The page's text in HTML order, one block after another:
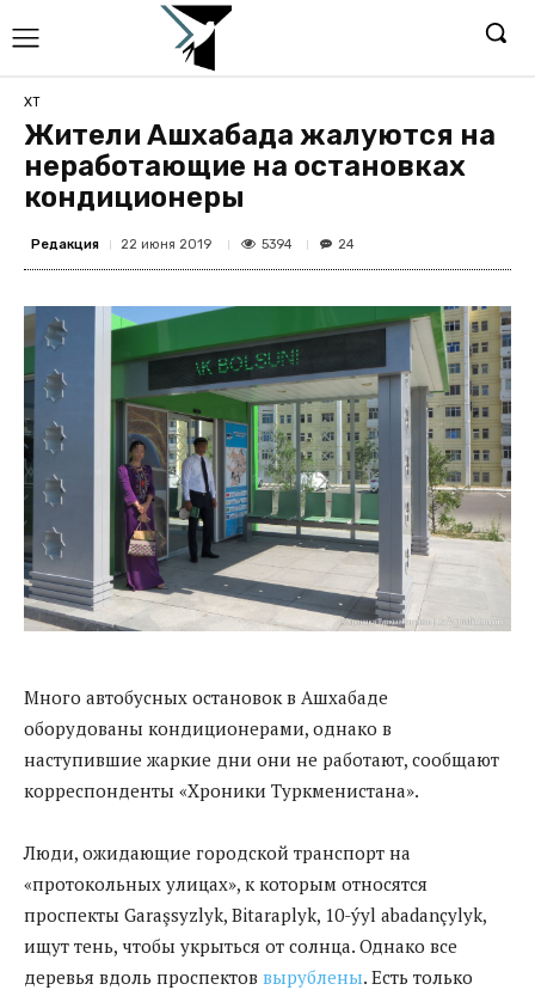
ХТ
Жители Ашхабада жалуются на
неработающие на остановках
кондиционеры
Редакция 22 июня 2019 5394 24
Много автобусных остановок в Ашхабаде
оборудованы кондиционерами, однако в
наступившие жаркие дни они не работают, сообщают
корреспонденты «Хроники Туркменистана».
Люди, ожидающие городской транспорт на
«протокольных улицах», к которым относятся
проспекты Garaşsyzlyk, Bitaraplyk, 10-ýyl abadançylyk,
ищут тень, чтобы укрыться от солнца. Однако все
деревья вдоль проспектов вырублены. Есть только